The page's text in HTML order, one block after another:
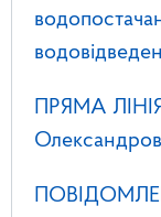
ПРЯМА